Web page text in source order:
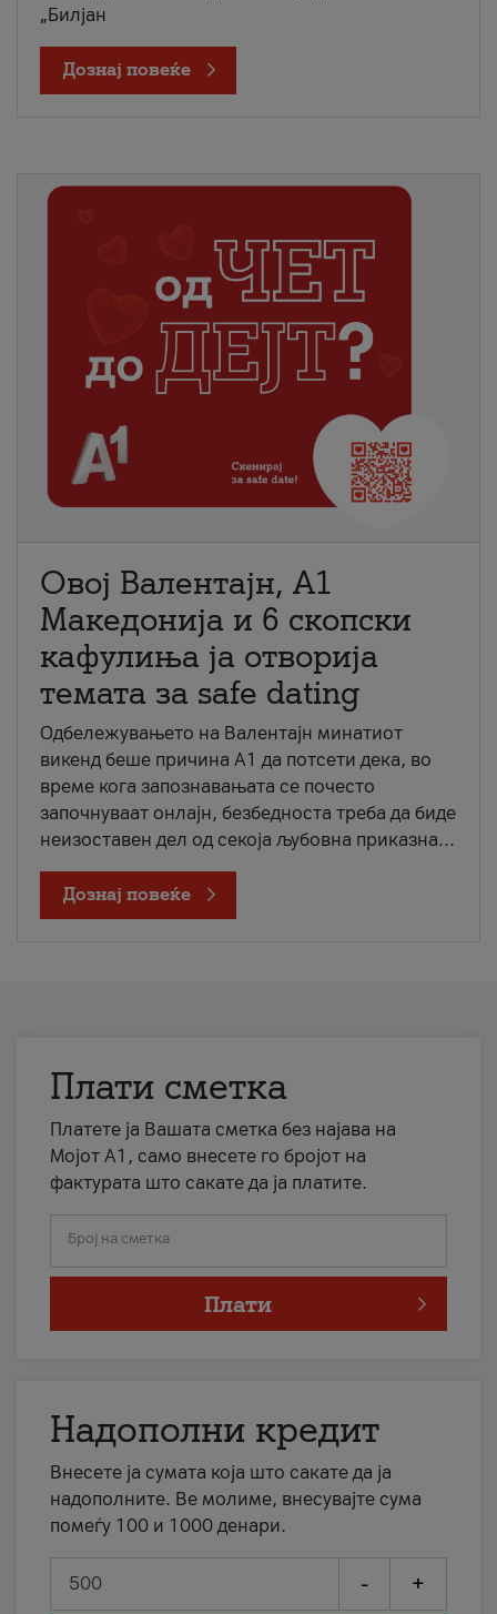
„Билјан
Дознај повеќе
Овој Валентајн, A1
Македонија и 6 скопски
кафулиња ја отворија
темата за safe dating
Одбележувањето на Валентајн минатиот
викенд беше причина А1 да потсети дека, во
време кога запознавањата се почесто
започнуваат онлајн, безбедноста треба да биде
неизоставен дел од секоја љубовна приказна...
Дознај повеќе
Плати сметка
Платете ја Вашата сметка без најава на
Мојот А1, само внесете го бројот на
фактурата што сакате да ја платите.
Број на сметка
Плати
Надополни кредит
Внесете ја сумата која што сакате да ја
надополните. Ве молиме, внесувајте сума
помеѓу 100 и 1000 денари.
- +